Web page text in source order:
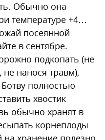
Обычно она
температуре +4…
посеянной
в сентябре.
подкопать (не
нанося травм),
полностью
хвостик
обычно хранят в
корнеплоды